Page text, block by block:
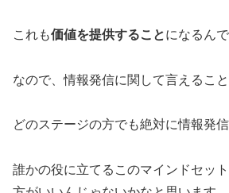
これも価値を提供することになるんで
なので、情報発信に関して言えるこ
どのステージの方でも絶対に情報発
誰かの役に立てるこのマインドセッ